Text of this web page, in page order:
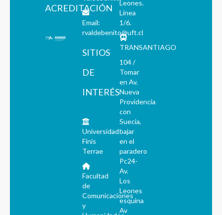
ACREDITACIÓN
Email:
rvaldebenito@uft.cl
SITIOS
DE
INTERÉS
Universidad
Finis
Terrae
Facultad
de
Comunicaciones
y
Leones.
Línea
1/6.
TRANSANTIAGO
104 /
Tomar
en Av.
Nueva
Providencia
con
Suecia,
bajar
en el
paradero
Pc24-
Av.
Los
Leones
esquina
Av